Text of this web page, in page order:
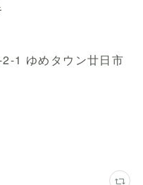
1 ゆめタウン廿日市